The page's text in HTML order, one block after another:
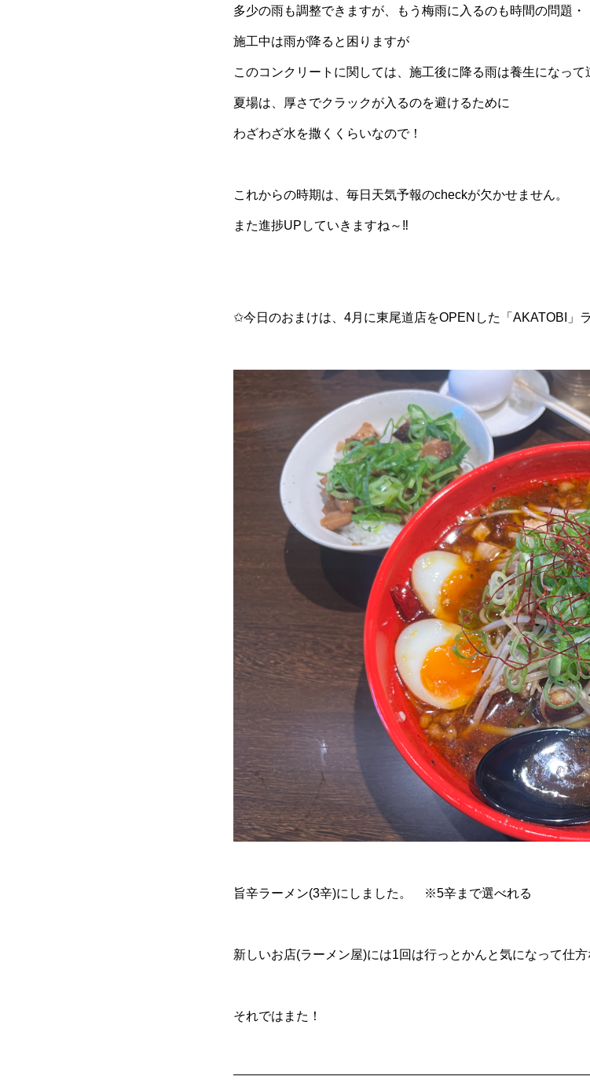
多少の雨も調整できますが、もう梅雨に入るのも時間の問題・
施工中は雨が降ると困りますが
このコンクリートに関しては、施工後に降る雨は養生になって
夏場は、厚さでクラックが入るのを避けるために
わざわざ水を撒くくらいなので！
これからの時期は、毎日天気予報のcheckが欠かせません。
また進捗UPしていきますね～‼
✩今日のおまけは、4月に東尾道店をOPENした「AKATOBI」
旨辛ラーメン(3辛)にしました。 ※5辛まで選べれる
新しいお店(ラーメン屋)には1回は行っとかんと気になって仕
それではまた！